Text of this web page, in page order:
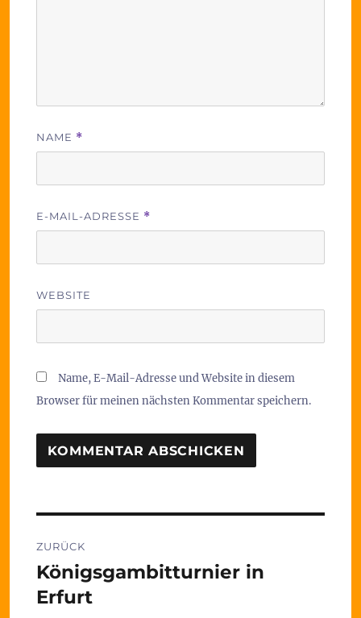
NAME *
E-MAIL-ADRESSE *
WEBSITE
Name, E-Mail-Adresse und Website in diesem
Browser für meinen nächsten Kommentar speichern.
ZURÜCK
Vorheriger
Beitrag:
Königsgambitturnier in
Erfurt